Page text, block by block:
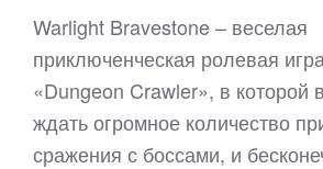
Warlight Bravestone – веселая
приключенческая ролевая
«Dungeon Crawler», в которой
ждать огромное количество
сражения с боссами, и